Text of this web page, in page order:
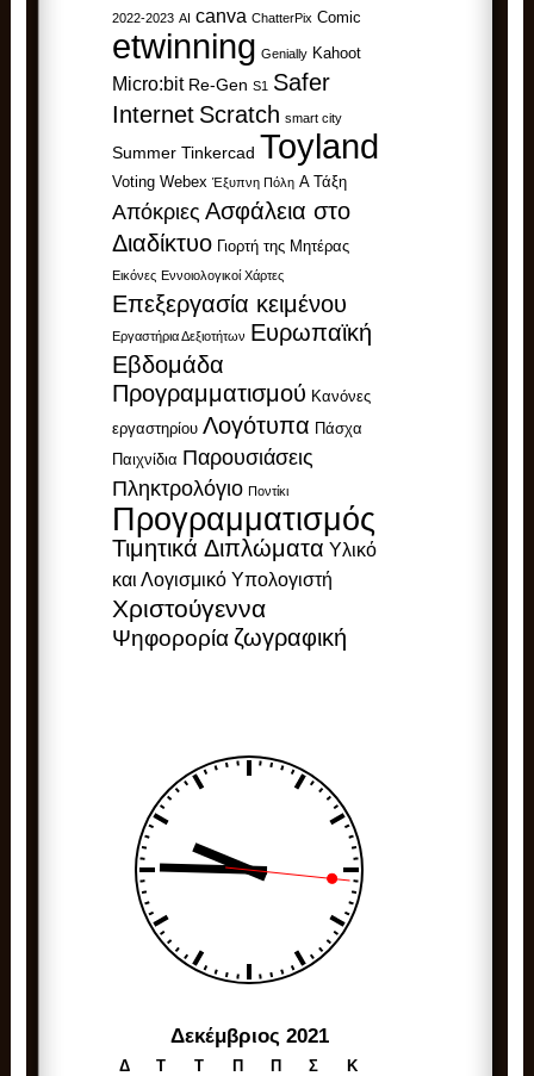
2022-2023 AI canva ChatterPix Comic
etwinning Genially Kahoot
Micro:bit Re-Gen S1 Safer
Internet Scratch smart city
Summer Tinkercad Toyland
Voting Webex Έξυπνη Πόλη Α Τάξη
Απόκριες Ασφάλεια στο
Διαδίκτυο Γιορτή της Μητέρας
Εικόνες Εννοιολογικοί Χάρτες
Επεξεργασία κειμένου
Εργαστήρια Δεξιοτήτων Ευρωπαϊκή
Εβδομάδα
Προγραμματισμού Κανόνες
εργαστηρίου Λογότυπα Πάσχα
Παιχνίδια Παρουσιάσεις
Πληκτρολόγιο Ποντίκι
Προγραμματισμός
Τιμητικά Διπλώματα Υλικό
και Λογισμικό Υπολογιστή
Χριστούγεννα
Ψηφορορία ζωγραφική
Δεκέμβριος 2021
Δ Τ Τ Π Π Σ
Κ